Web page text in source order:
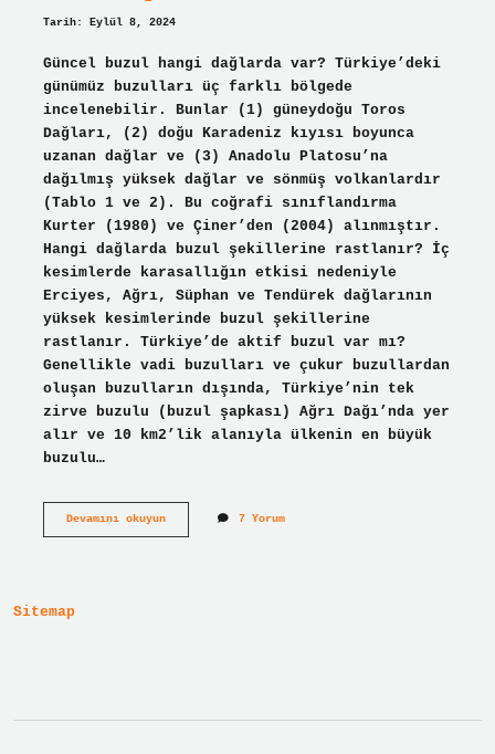
Tarih: Eylül 8, 2024
Güncel buzul hangi dağlarda var? Türkiye’deki
günümüz buzulları üç farklı bölgede
incelenebilir. Bunlar (1) güneydoğu Toros
Dağları, (2) doğu Karadeniz kıyısı boyunca
uzanan dağlar ve (3) Anadolu Platosu’na
dağılmış yüksek dağlar ve sönmüş volkanlardır
(Tablo 1 ve 2). Bu coğrafi sınıflandırma
Kurter (1980) ve Çiner’den (2004) alınmıştır.
Hangi dağlarda buzul şekillerine rastlanır? İç
kesimlerde karasallığın etkisi nedeniyle
Erciyes, Ağrı, Süphan ve Tendürek dağlarının
yüksek kesimlerinde buzul şekillerine
rastlanır. Türkiye’de aktif buzul var mı?
Genellikle vadi buzulları ve çukur buzullardan
oluşan buzulların dışında, Türkiye’nin tek
zirve buzulu (buzul şapkası) Ağrı Dağı’nda yer
alır ve 10 km2’lik alanıyla ülkenin en büyük
buzulu…
Devamını okuyunYıldız
7 Yorum
Sitemap